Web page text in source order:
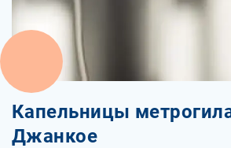
Капельницы
Джанкое